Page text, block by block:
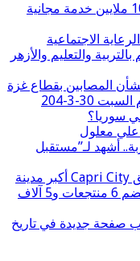
«100 يوم صحة» قدمت أكثر من 103 ملايين خدمة مجانية
الاجتماعية
والتعليم والأزهر
المصابين بقطاع غزة
30-3-204
سوريا؟
علي معلول
أشهد لـ”مستقبل
مجموعة بيك الباتروس للفنادق تطلق Capri City أكبر مدينة
سياحية متكاملة في سهل حشيش تضم 6 منتجعات و5 آلاف
صفحة جديدة في تاريخ